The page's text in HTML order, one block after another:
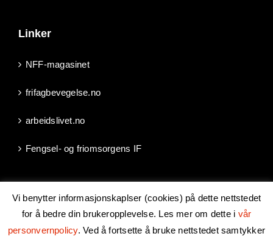
Linker
NFF-magasinet
frifagbevegelse.no
arbeidslivet.no
Fengsel- og friomsorgens IF
Copyright 2024 Norsk Fengsels- og Friomsorgsforbund | Epost:
Vi benytter informasjonskaplser (cookies) på dette nettstedet
for å bedre din brukeropplevelse. Les mer om dette i vår
personvernpolicy. Ved å fortsette å bruke nettstedet samtykker